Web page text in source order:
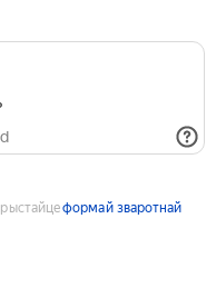
формай зваротнай